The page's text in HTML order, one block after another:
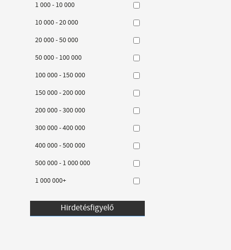
1 000 - 10 000
10 000 - 20 000
20 000 - 50 000
50 000 - 100 000
100 000 - 150 000
150 000 - 200 000
200 000 - 300 000
300 000 - 400 000
400 000 - 500 000
500 000 - 1 000 000
1 000 000+
Hirdetésfigyelő